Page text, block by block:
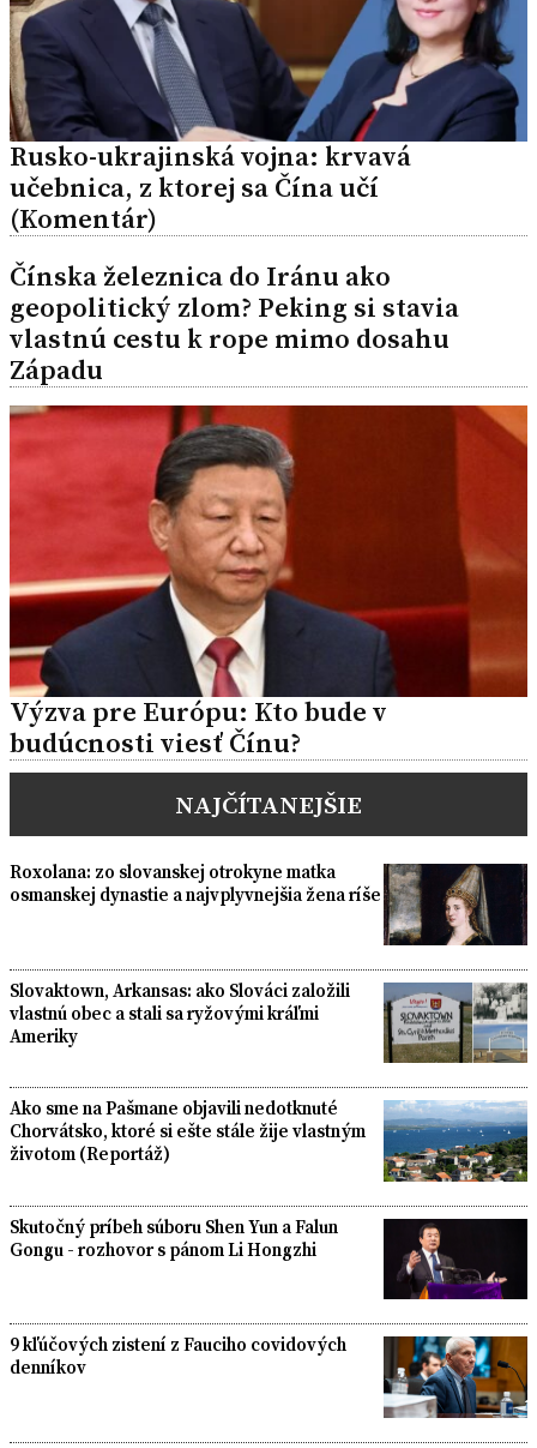
Rusko-ukrajinská vojna: krvavá
učebnica, z ktorej sa Čína učí
(Komentár)
Čínska železnica do Iránu ako
geopolitický zlom? Peking si stavia
vlastnú cestu k rope mimo dosahu
Západu
Výzva pre Európu: Kto bude v
budúcnosti viesť Čínu?
NAJČÍTANEJŠIE
Roxolana: zo slovanskej otrokyne matka
osmanskej dynastie a najvplyvnejšia žena ríše
Slovaktown, Arkansas: ako Slováci založili
vlastnú obec a stali sa ryžovými kráľmi
Ameriky
Ako sme na Pašmane objavili nedotknuté
Chorvátsko, ktoré si ešte stále žije vlastným
životom (Reportáž)
Skutočný príbeh súboru Shen Yun a Falun
Gongu - rozhovor s pánom Li Hongzhi
9 kľúčových zistení z Fauciho covidových
denníkov